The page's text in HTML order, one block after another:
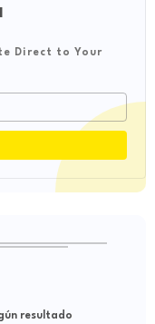
Direct to Your
resultado